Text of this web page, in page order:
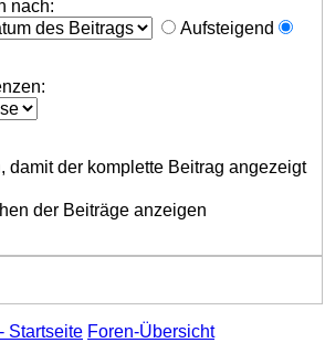
nach:
Aufsteigend
damit der komplette Beitrag angezeigt
der Beiträge anzeigen
Startseite Foren-Übersicht